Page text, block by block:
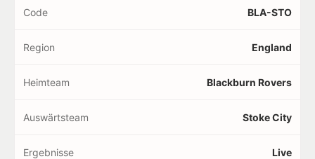
Code BLA-STO
Region England
Heimteam Blackburn Rovers
Auswärtsteam Stoke City
Ergebnisse Live